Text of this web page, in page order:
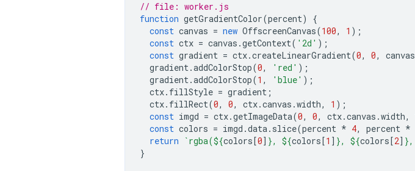
// file: worker.js
function getGradientColor(percent)
{
const canvas = new OffscreenCanvas(100, 1 );
const ctx = canvas .getContext( '2d' );
const gradient = ctx.createLinearGradient(0, 0, canvas
gradient.addColorStop(0, 'red' );
gradient.addColorStop(1 , 'blue' );
ctx. fillStyle = gradient ;
ctx. fillRect(0, 0, ctx.canvas .width, 1 );
const imgd = ctx.getImageData(0, 0, ctx.canvas .width,
const colors = imgd .data. slice(percent * 4, percent *
return
`rgba(${colors[0] }, ${colors[1 ] }, ${colors[2] },
}